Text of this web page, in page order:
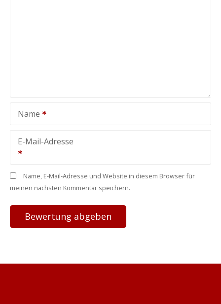
Name
E-Mail-Adresse
Name, E-Mail-Adresse und Website in diesem Browser für
meinen nächsten Kommentar speichern.